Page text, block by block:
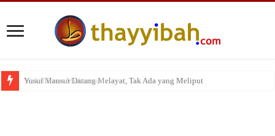
Yusuf Mansur Datang Melayat, Tak Ada yang Meliput